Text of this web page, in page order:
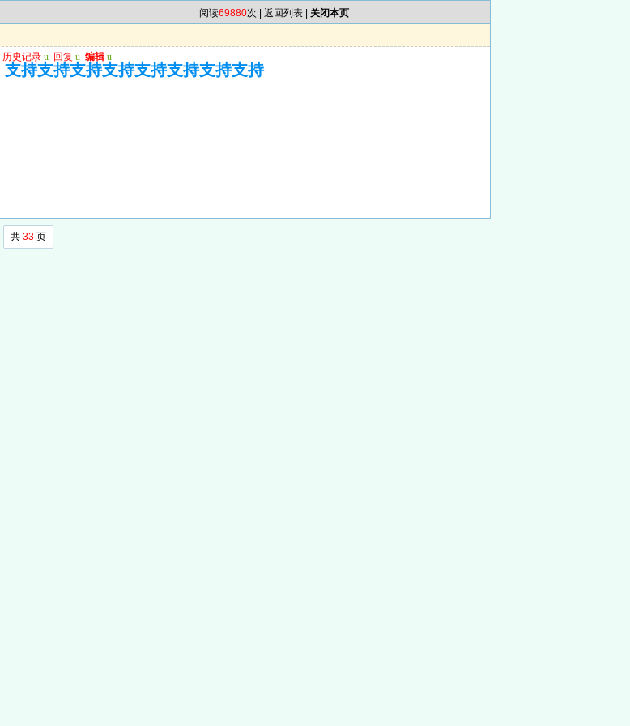
阅读69880次 | 返回列表 关闭本页
历史记录 u 回复 u 编辑 u
支持支持支持支持支持支持支持支持
共 33 页